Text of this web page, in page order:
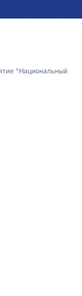
"Национальный